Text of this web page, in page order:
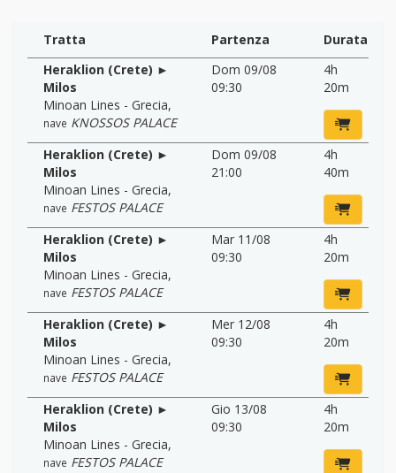
Tratta Partenza
Durata
Heraklion (Crete) ►
Milos
Minoan Lines - Grecia,
nave KNOSSOS PALACE
Dom 09/08
09:30
4h
20m
Heraklion (Crete) ►
Milos
Minoan Lines - Grecia,
nave FESTOS PALACE
Dom 09/08
21:00
4h
40m
Heraklion (Crete) ►
Milos
Minoan Lines - Grecia,
nave FESTOS PALACE
Mar 11/08
09:30
4h
20m
Heraklion (Crete) ►
Milos
Minoan Lines - Grecia,
nave FESTOS PALACE
Mer 12/08
09:30
4h
20m
Heraklion (Crete) ►
Milos
Minoan Lines - Grecia,
nave FESTOS PALACE
Gio 13/08
09:30
4h
20m